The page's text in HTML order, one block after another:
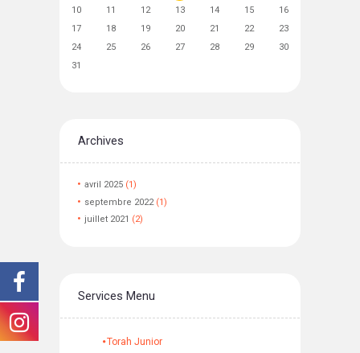
10
11 12 13 14 15
16
17
18 19 20 21 22
23
24
25 26 27 28 29
30
31
Archives
avril 2025(1)
septembre 2022(1)
juillet 2021 (2)
Services Menu
Torah Junior